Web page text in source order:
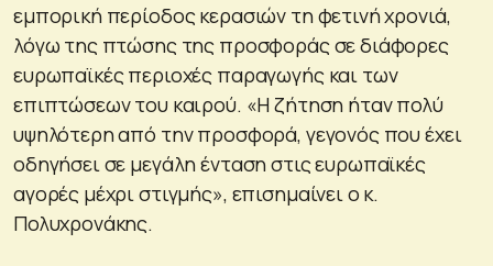
εμπορική περίοδος κερασιών τη φετινή χρονιά,
λόγω της πτώσης της προσφοράς σε διάφορες
ευρωπαϊκές περιοχές παραγωγής και των
επιπτώσεων του καιρού. «Η ζήτηση ήταν πολύ
υψηλότερη από την προσφορά, γεγονός που έχει
οδηγήσει σε μεγάλη ένταση στις ευρωπαϊκές
αγορές μέχρι στιγμής», επισημαίνει ο κ.
Πολυχρονάκης.